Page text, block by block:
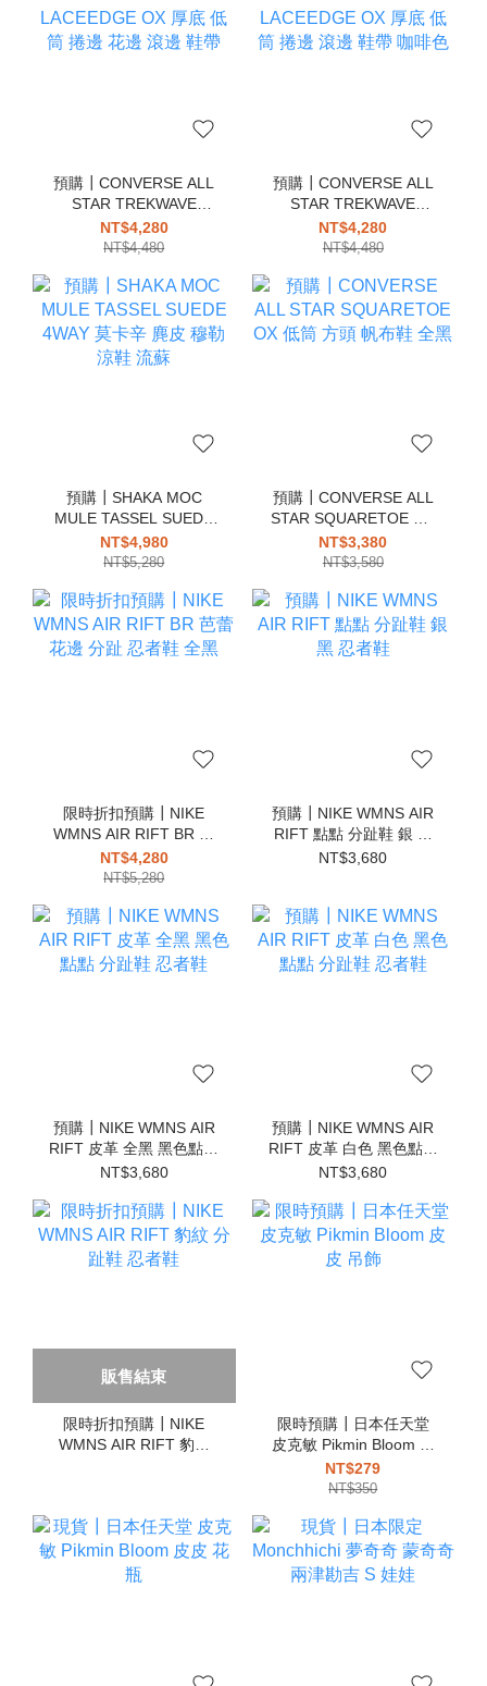
預購┃CONVERSE ALL
STAR TREKWAVE
LACEEDGE OX 厚底 低
筒 捲邊 花邊 滾邊 鞋帶
NT$4,280
NT$4,480
預購┃CONVERSE ALL
STAR TREKWAVE
LACEEDGE OX 厚底 低
筒 捲邊 滾邊 鞋帶 咖啡色
NT$4,280
NT$4,480
預購┃SHAKA MOC
MULE TASSEL SUEDE
4WAY 莫卡辛 麂皮 穆勒
涼鞋 流蘇
NT$4,980
NT$5,280
預購┃CONVERSE ALL
STAR SQUARETOE OX
低筒 方頭 帆布鞋 全黑
NT$3,380
NT$3,580
限時折扣預購┃NIKE
WMNS AIR RIFT BR 芭
蕾 花邊 分趾 忍者鞋 全黑
NT$4,280
NT$5,280
預購┃NIKE WMNS AIR
RIFT 點點 分趾鞋 銀 黑
忍者鞋
NT$3,680
預購┃NIKE WMNS AIR
RIFT 皮革 全黑 黑色點點
分趾鞋 忍者鞋
NT$3,680
預購┃NIKE WMNS AIR
RIFT 皮革 白色 黑色點點
分趾鞋 忍者鞋
NT$3,680
販售結束
限時折扣預購┃NIKE
WMNS AIR RIFT 豹紋
限時預購┃日本任天堂
皮克敏 Pikmin Bloom 皮
皮 吊飾
NT$279
NT$350